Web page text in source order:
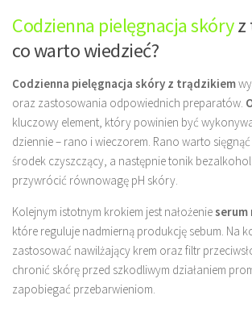
Codzienna pielęgnacja skóryz
co warto wiedzieć?
Codzienna pielęgnacja skóry z trądzikiem
oraz zastosowania odpowiednich preparatów.
kluczowy element, który powinien być
dziennie – rano i wieczorem. Rano warto
środek czyszczący, a następnie tonik
przywrócić równowagę pH skóry.
Kolejnym istotnym krokiem jest nałożenieserum
które reguluje nadmierną produkcję sebum. Na
zastosować nawilżający krem oraz filtr
chronić skórę przed szkodliwym działaniem
zapobiegać przebarwieniom.